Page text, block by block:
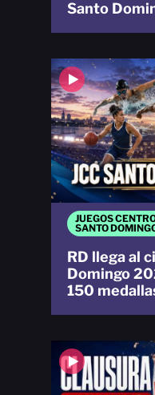
Santo
JUEGOS
SANTO
RD llega al
Domingo
150